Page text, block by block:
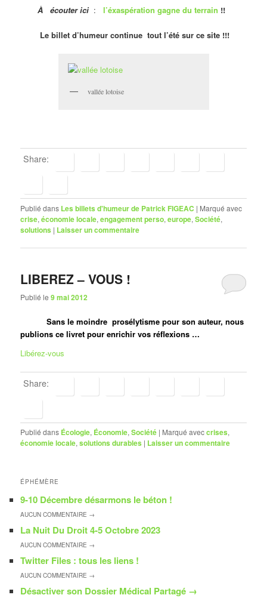
À écouter ici : l’éxaspération gagne du terrain !!
Le billet d’humeur continue tout l’été sur ce site !!!
vallée lotoise
Share:
Publié dans Les billets d'humeur de Patrick FIGEAC | Marqué avec
crise,économie locale,engagement perso,europe,Société,
solutions | Laisser un commentaire
LIBEREZ – VOUS !
Publié le9 mai 2012
Sans le moindre prosélytisme pour son auteur, nous
publions ce livret pour enrichir vos réflexions …
Libérez-vous
Share:
Publié dans Écologie, Économie,Société | Marqué aveccrises,
économie locale,solutions durables | Laisser un commentaire
ÉPHÉMÈRE
9-10 Décembre désarmons le béton !
AUCUNCOMMENTAIRE →
La Nuit Du Droit 4-5 Octobre 2023
AUCUNCOMMENTAIRE →
Twitter Files : tous les liens !
AUCUNCOMMENTAIRE →
Désactiver son Dossier Médical Partagé →